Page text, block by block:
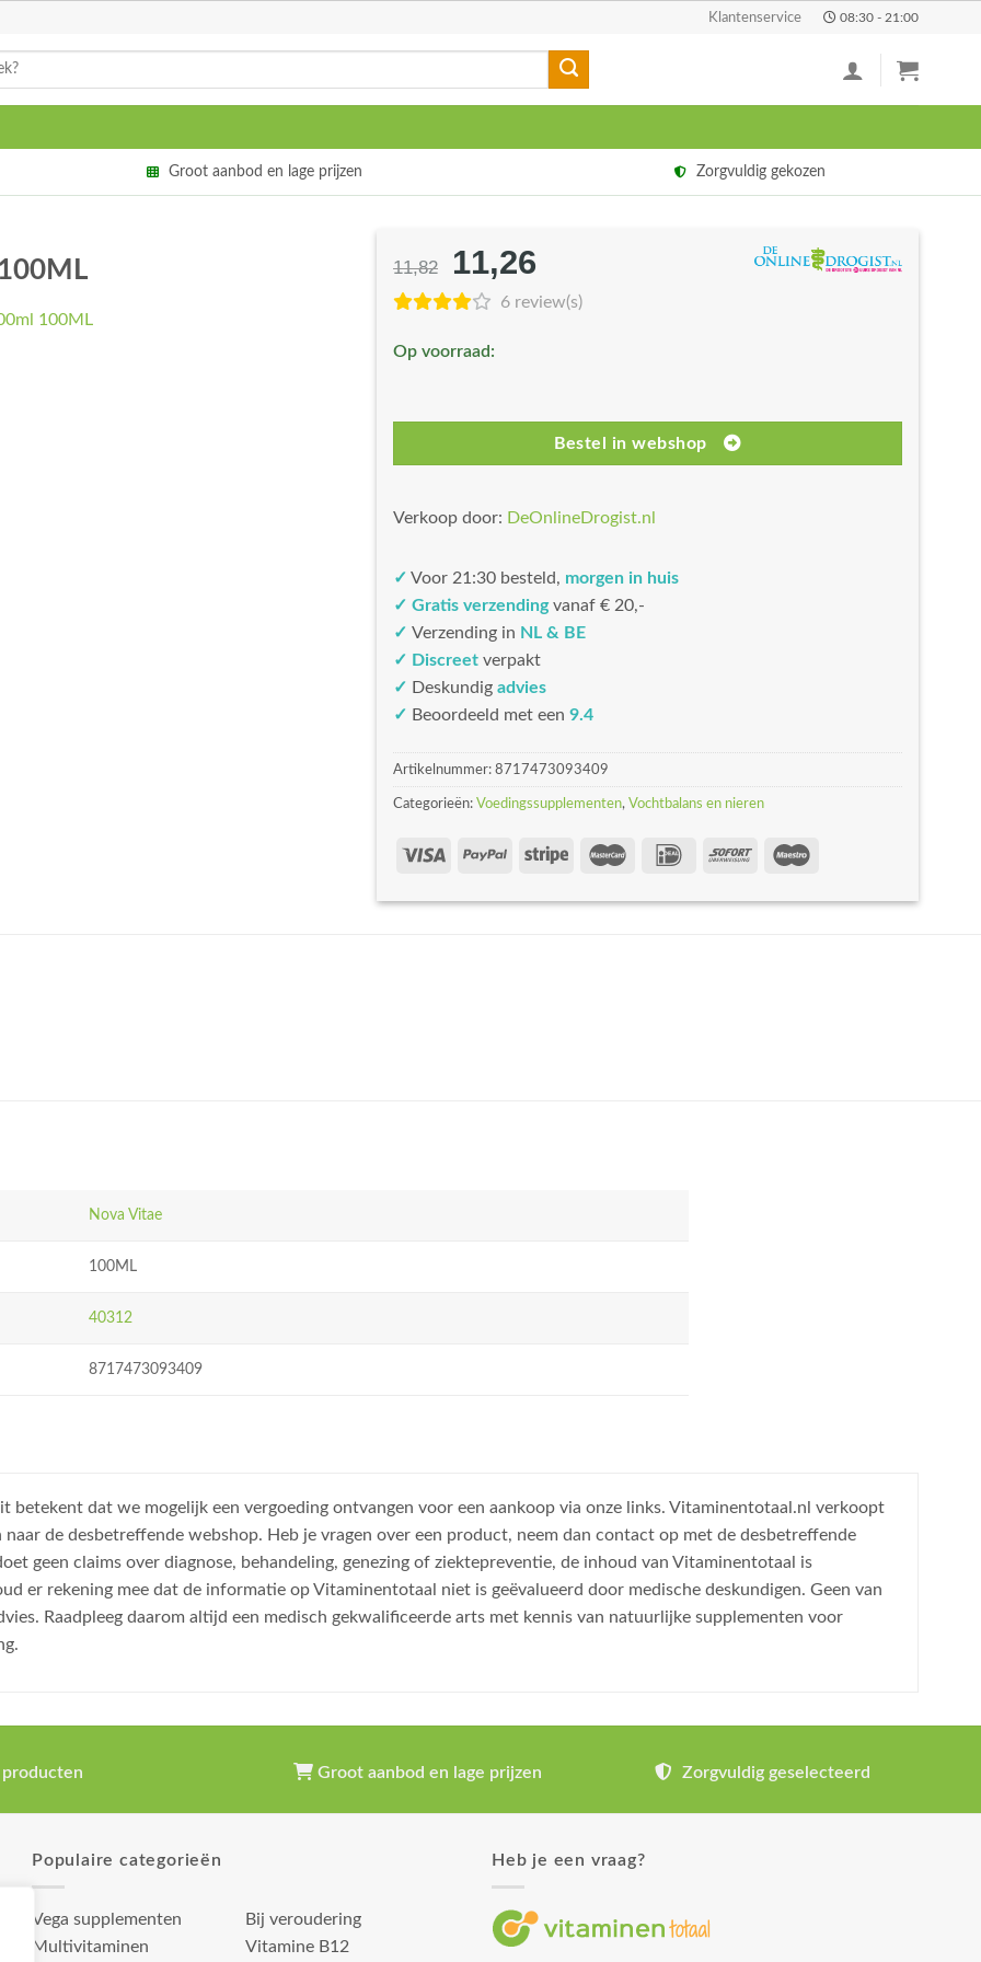
Klantenservice 08:30 - 21:00
Groot aanbod en lage prijzen Zorgvuldig gekozen
11,82
Oorspronkelijke
prijs
€11,82.
11,26
prijs
6 review(s)
Op voorraad:
Bestel in webshop
Verkoop door: DeOnlineDrogist.nl
✓ Voor 21:30 besteld, morgen in huis
✓ Gratis verzendingvanaf € 20,-
✓ Verzending in NL & BE
✓ Discreet verpakt
✓ Deskundig advies
✓ Beoordeeld met een 9.4
Artikelnummer: 8717473093409
Categorieën: Voedingssupplementen, Vochtbalans en nieren
Nova Vitae
100ML
40312
8717473093409
dat we mogelijk een vergoeding ontvangen voor een aankoop via onze links. Vitaminentotaal.nl verkoopt
de desbetreffende webshop. Heb je vragen over een product, neem dan contact op met de desbetreffende
geen claims over diagnose, behandeling, genezing of ziektepreventie, de inhoud van Vitaminentotaal is
er rekening mee dat de informatie op Vitaminentotaal niet is geëvalueerd door medische deskundigen. Geen van
Raadpleeg daarom altijd een medisch gekwalificeerde arts met kennis van natuurlijke supplementen voor
producten Groot aanbod en lage prijzen Zorgvuldig geselecteerd
Populaire categorieën
Vega supplementen
Multivitaminen
Bij veroudering
Vitamine B12
Heb je een vraag?